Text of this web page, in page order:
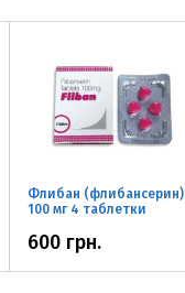
Флибан (флибансерин)
100 мг 4 таблетки
600 грн.